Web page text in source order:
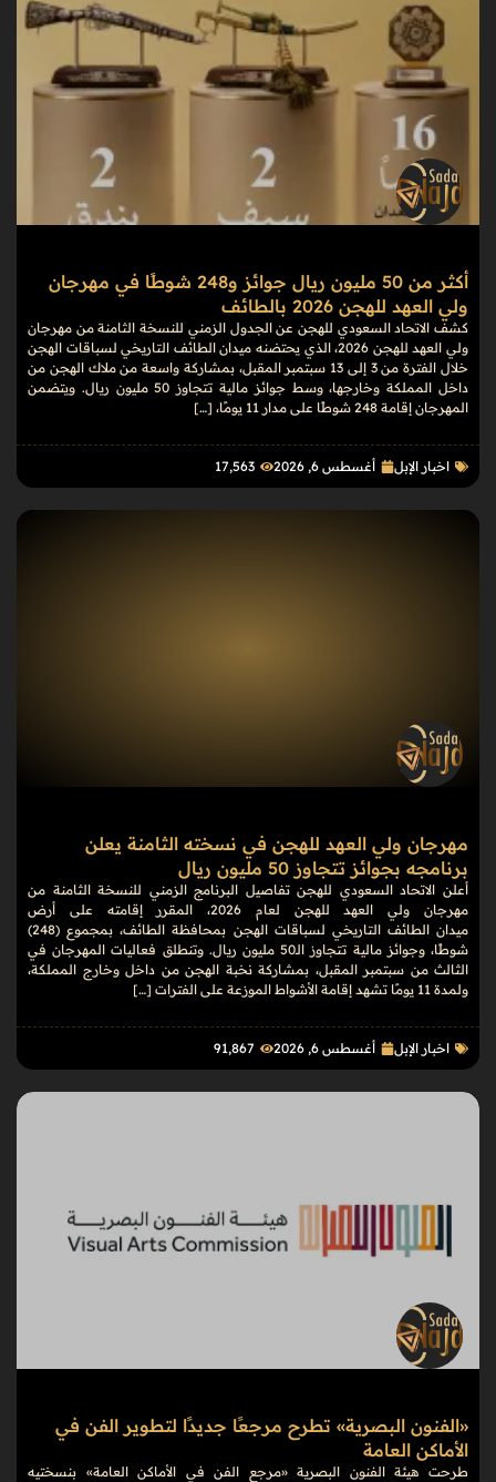
أكثر من 50 مليون ريال جوائز و248 شوطًا في مهرجان
ولي العهد للهجن 2026 بالطائف
كشف الاتحاد السعودي للهجن عن الجدول الزمني للنسخة الثامنة من مهرجان
ولي العهد للهجن 2026، الذي يحتضنه ميدان الطائف التاريخي لسباقات الهجن
خلال الفترة من 3 إلى 13 سبتمبر المقبل، بمشاركة واسعة من ملاك الهجن من
داخل المملكة وخارجها، وسط جوائز مالية تتجاوز 50 مليون ريال. ويتضمن
المهرجان إقامة 248 شوطًا على مدار 11 يومًا، […]
اخبار الإبل أغسطس 6, 2026 17٬563
مهرجان ولي العهد للهجن في نسخته الثامنة يعلن
برنامجه بجوائز تتجاوز 50 مليون ريال
أعلن الاتحاد السعودي للهجن تفاصيل البرنامج الزمني للنسخة الثامنة من
مهرجان ولي العهد للهجن لعام 2026، المقرر إقامته على أرض
ميدان الطائف التاريخي لسباقات الهجن بمحافظة الطائف، بمجموع (248)
شوطًا، وجوائز مالية تتجاوز الـ50 مليون ريال. وتنطلق فعاليات المهرجان في
الثالث من سبتمبر المقبل، بمشاركة نخبة الهجن من داخل وخارج المملكة،
ولمدة 11 يومًا تشهد إقامة الأشواط الموزعة على الفترات […]
اخبار الإبل أغسطس 6, 2026 91٬867
«الفنون البصرية» تطرح مرجعًا جديدًا لتطوير الفن في
الأماكن العامة
طرحت هيئة الفنون البصرية «مرجع الفن في الأماكن العامة» بنسختيه